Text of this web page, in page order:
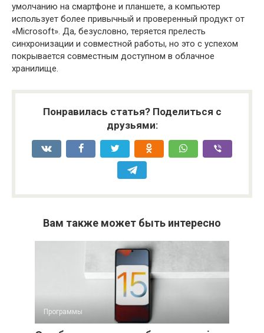
умолчанию на смартфоне и планшете, а компьютер
использует более привычный и проверенный продукт от
«Microsoft». Да, безусловно, теряется прелесть
синхронизации и совместной работы, но это с успехом
покрывается совместным доступном в облачное
хранилище.
Понравилась статья? Поделиться с
друзьями:
Вам также может быть интересно
Программы